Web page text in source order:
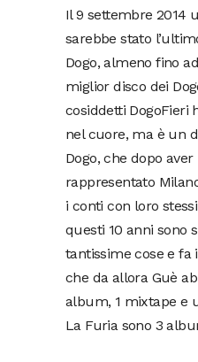
Il 9 settembre 2014
sarebbe stato
Dogo, almeno fino
miglior disco dei
cosiddetti DogoFieri
nel cuore, ma è un
Dogo, che dopo
rappresentato
i conti con loro
questi 10 anni sono
tantissime cose e fa
che da allora Guè
album, 1 mixtape e
La Furia sono 3